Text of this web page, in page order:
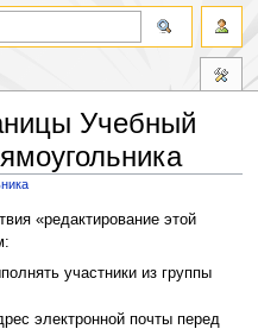
Учебный
«редактирование этой
участники из группы
электронной почты перед